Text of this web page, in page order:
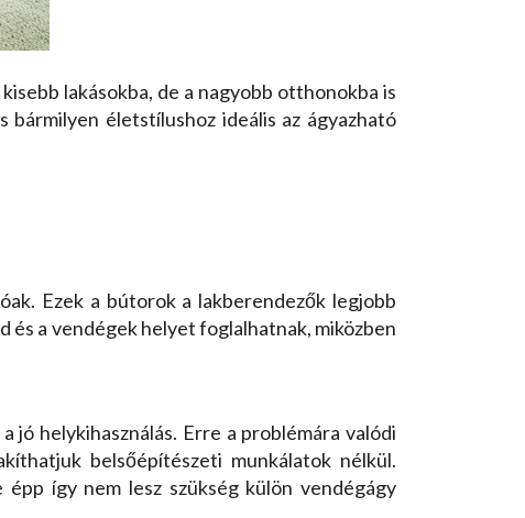
lakásokba, de a nagyobb otthonokba is
bármilyen életstílushoz ideális az ágyazható
Ezek a bútorok a lakberendezők legjobb
és a vendégek helyet foglalhatnak, miközben
jó helykihasználás. Erre a problémára valódi
belsőépítészeti munkálatok nélkül.
így nem lesz szükség külön vendégágy